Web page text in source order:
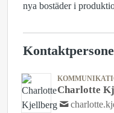
nya bostäder i
Charlotte